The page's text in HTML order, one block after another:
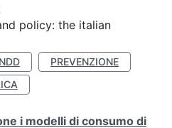
policy: the italian
PREVENZIONE
i modelli di consumo di